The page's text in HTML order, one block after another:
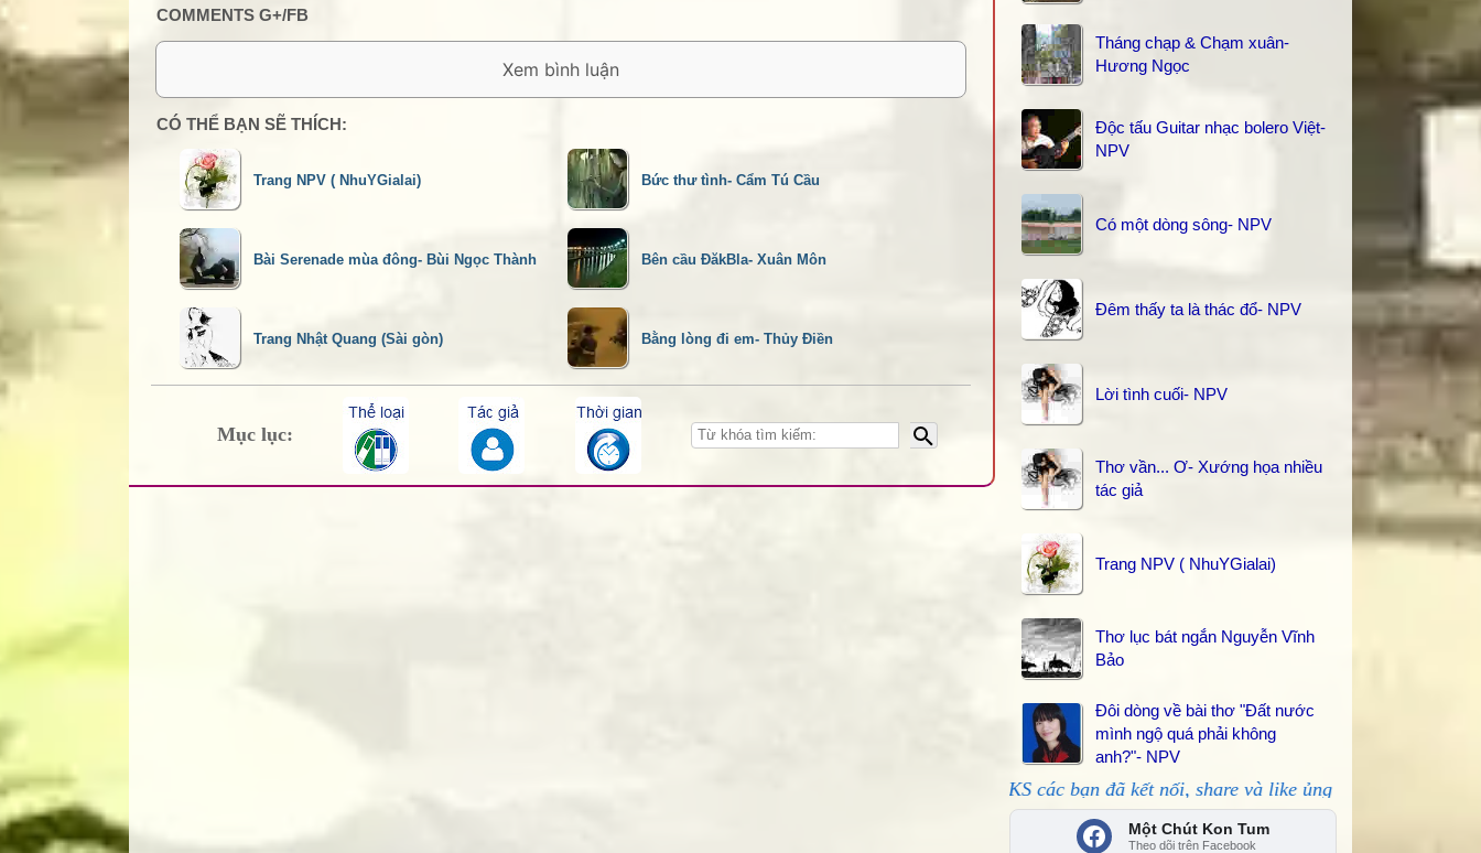
COMMENTS G+/FB
0 Comment:
CÓ THỂ BẠN SẼ THÍCH:
Trang NPV ( NhuYGialai) Bức thư tình- Cẩm Tú Cầu
Bài Serenade mùa đông- Bùi Ngọc Thành Bên cầu ĐăkBla- Xuân Môn
Trang Nhật Quang (Sài gòn) Bằng lòng đi em- Thủy Điền
Mục lục:
Tháng chạp & Chạm xuân-
Hương Ngọc
Độc tấu Guitar nhạc bolero Việt-
NPV
Có một dòng sông- NPV
Đêm thấy ta là thác đổ- NPV
Lời tình cuối- NPV
Thơ vần... Ơ- Xướng họa nhiều
tác giả
Trang NPV ( NhuYGialai)
Thơ lục bát ngắn Nguyễn Vĩnh
Bảo
Đôi dòng về bài thơ "Đất nước
mình ngộ quá phải không
anh?"- NPV
THANKS các bạn đã kết nối, share và like ủng hộ!
Một Chút Kon Tum
Theo dõi trên Facebook